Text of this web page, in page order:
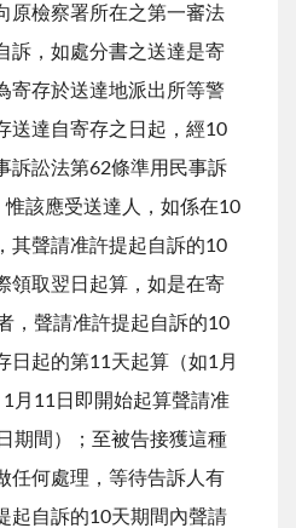
原檢察署所在之第一審法
訴，如處分書之送達是寄
寄存於送達地派出所等警
送達自寄存之日起，經10
訴訟法第62條準用民事訴
該應受送達人，如係在10
其聲請准許提起自訴的10
領取翌日起算，如是在寄
，聲請准許提起自訴的10
日起的第11天起算（如1月
月11日即開始起算聲請准
期間）；至被告接獲這種
任何處理，等待告訴人有
起自訴的10天期間內聲請